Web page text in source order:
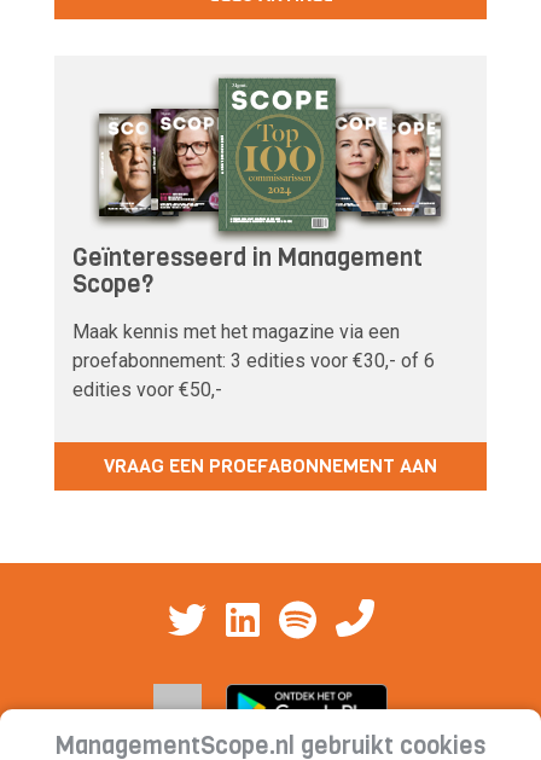
Geïnteresseerd in Management
Scope?
Maak kennis met het magazine via een
proefabonnement: 3 edities voor €30,- of 6
edities voor €50,-
VRAAG EEN PROEFABONNEMENT AAN
ManagementScope.nl gebruikt cookies